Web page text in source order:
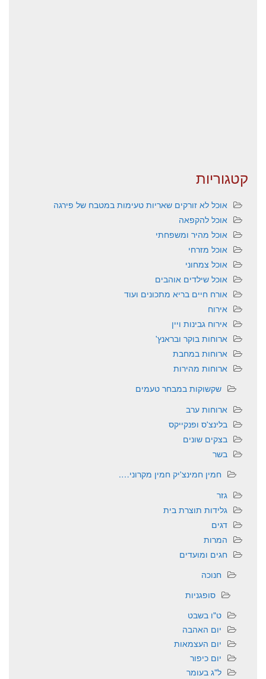
קטגוריות
אוכל לא זורקים שאריות טעימות במטבח של פירגה
אוכל להקפאה
אוכל מהיר ומשפחתי
אוכל מזרחי
אוכל צמחוני
אוכל שילדים אוהבים
אורח חיים בריא מתכונים ועוד
אירוח
אירוח גבינות ויין
ארוחות בוקר ובראנץ'
ארוחות במחבת
ארוחות מהירות
שקשוקות במבחר טעמים
ארוחות ערב
בלינצ'ס ופנקייקס
בצקים שונים
בשר
חמין חמינצ'יק חמין מקרוני….
גזר
גלידות תוצרת בית
דגים
המרות
חגים ומועדים
חנוכה
סופגניות
ט"ו בשבט
יום האהבה
יום העצמאות
יום כיפור
ל"ג בעומר